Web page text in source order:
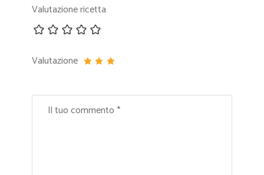
Valutazione ricetta
Valutazione